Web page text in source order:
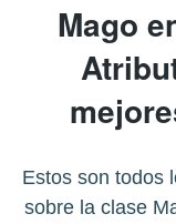
Mago
Estos son todos
sobre la clase